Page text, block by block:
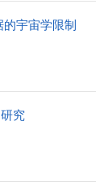
宇宙学限制
究